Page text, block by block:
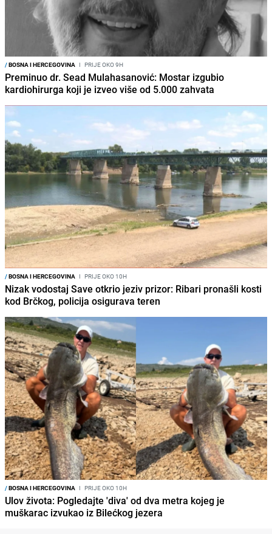
/BOSNA I HERCEGOVINA I PRIJE OKO 9H
Preminuo dr. Sead Mulahasanović: Mostar izgubio
kardiohirurga koji je izveo više od 5.000 zahvata
/BOSNA I HERCEGOVINA I PRIJE OKO 10H
Nizak vodostaj Save otkrio jeziv prizor: Ribari pronašli kosti
kod Brčkog, policija osigurava teren
/BOSNA I HERCEGOVINA I PRIJE OKO 10H
Ulov života: Pogledajte 'diva' od dva metra kojeg je
muškarac izvukao iz Bilećkog jezera